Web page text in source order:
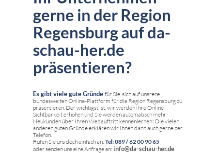
gerne in der Region
Regensburg auf da-
schau-her.de
präsentieren?
Es gibt viele gute Gründe für Sie, sich auf unsrere
bundesweiten Online-Plattform für die Region Regensburg zu
präsentieren. Der wichtigst ist, wir werden Ihre Online-
Sichtbarkeit erhöhen und Sie werden automatisch mehr
Neukunden über Ihren Webauftritt kennenlernen! Die vielen
anderen guten Gründe erklären wir Ihnen dann auch gerne per
Telefon.
Rufen Sie uns doch einfach an: Tel: 089 / 62 00 90 65
oder senden uns eine Anfrage an: info@da-schau-her.de